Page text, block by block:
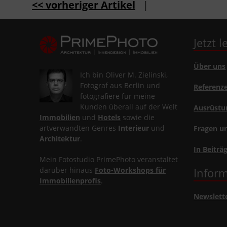
<< vorheriger Artikel |
Ich bin Oliver M. Zielinski,
Fotograf aus Berlin und
fotografiere für meine
Kunden überall auf der Welt
Immobilien und Hotels sowie die
artverwandten Genres Interieurund
Architektur.
Mein Fotostudio PrimePhoto veranstaltet
darüber hinaus Foto-Workshops für
Immobilienprofis.
Jetzt
Über uns
Fragen
In